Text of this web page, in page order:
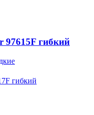
97615F гибкий